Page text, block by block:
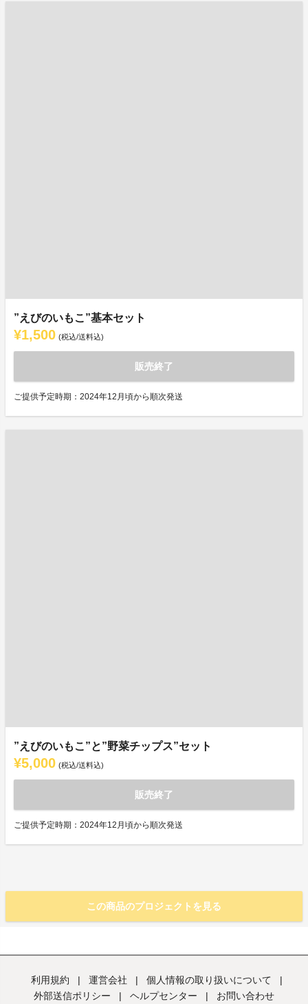
”えびのいもこ”基本セット
¥1,500 (税込/送料込)
販売終了
ご提供予定時期：2024年12月頃から順次発送
”えびのいもこ”と”野菜チップス”セット
¥5,000 (税込/送料込)
販売終了
ご提供予定時期：2024年12月頃から順次発送
この商品のプロジェクトを見る
利用規約 | 運営会社 | 個人情報の取り扱いについて
|
外部送信ポリシー
| ヘルプセンター | お問い合わせ